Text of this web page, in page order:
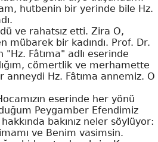
hutbenin bir yerinde bile Hz.
ve rahatsız etti. Zira O,
mübarek bir kadındı. Prof. Dr.
"Hz. Fâtıma" adlı eserinde
cömertlik ve merhamette
Hz. Fâtıma annemiz. O
eserinde her yönü
Peygamber Efendimiz
hakkında bakınız neler söylüyor:
ve Benim vasimsin.